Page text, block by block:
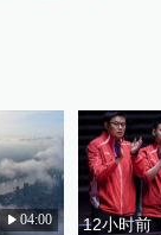
04:00 12小时前